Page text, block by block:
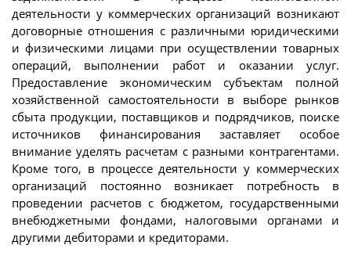
деятельности у коммерческих организаций возникают
договорные отношения с различными юридическими
и физическими лицами при осуществлении товарных
операций, выполнении работ и оказании услуг.
Предоставление экономическим субъектам полной
хозяйственной самостоятельности в выборе рынков
сбыта продукции, поставщиков и подрядчиков, поиске
источников финансирования заставляет особое
внимание уделять расчетам с разными контрагентами.
Кроме того, в процессе деятельности у коммерческих
организаций постоянно возникает потребность в
проведении расчетов с бюджетом, государственными
внебюджетными фондами, налоговыми органами и
другими дебиторами и кредиторами.